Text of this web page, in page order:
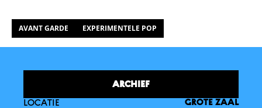
AVANT GARDE EXPERIMENTELE POP
ARCHIEF
LOCATIE GROTE ZAAL